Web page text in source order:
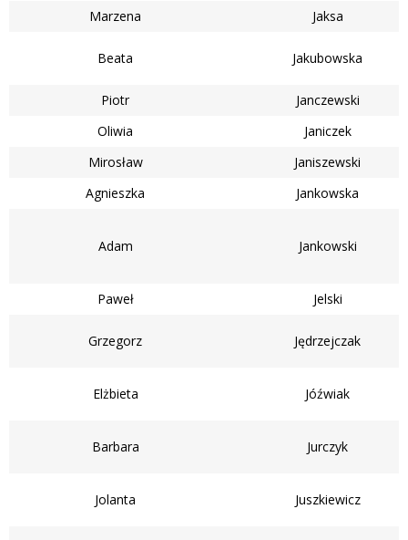
Marzena Jaksa
Beata Jakubowska
Piotr
Janczewski
Oliwia
Janiczek
Mirosław
Janiszewski
Agnieszka
Jankowska
Adam Jankowski
Paweł Jelski
Grzegorz Jędrzejczak
Elżbieta Jóźwiak
Barbara Jurczyk
Jolanta Juszkiewicz